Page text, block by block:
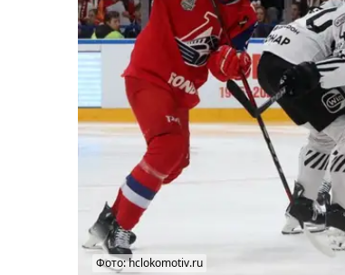
Фото: hclokomotiv.ru